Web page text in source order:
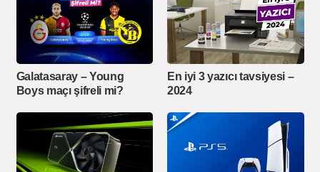
Galatasaray – Young
Boys maçı şifreli mi?
En iyi 3 yazıcı tavsiyesi –
2024